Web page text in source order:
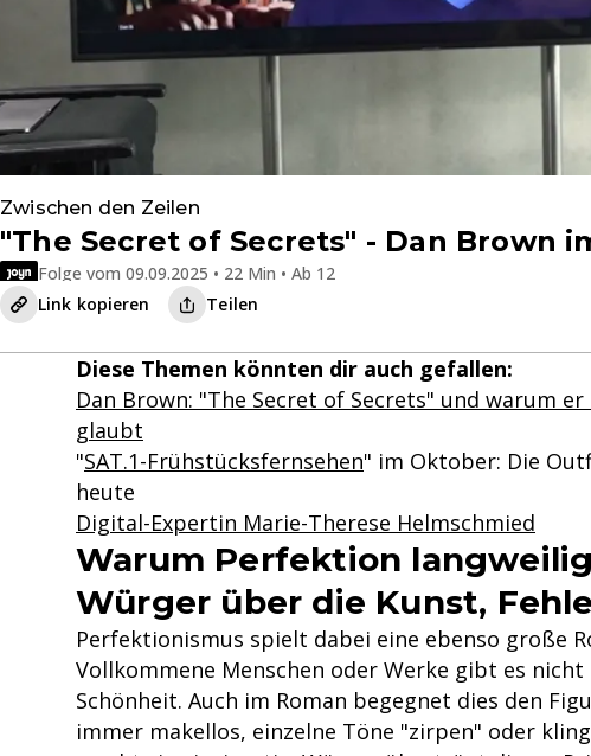
Zwischen den Zeilen
"The Secret of Secrets" - Dan Brown
Folge vom 09.09.2025 • 22 Min • Ab 12
Link kopieren
Teilen
Diese Themen könnten dir auch gefallen:
Dan Brown: "The Secret of Secrets" und warum
glaubt
"SAT.1-Frühstücksfernsehen" im Oktober: Die
heute
Digital-Expertin Marie-Therese Helmschmied
Warum Perfektion
Würger über die Kunst,
Perfektionismus spielt dabei eine ebenso große
Vollkommene Menschen oder Werke gibt es
Schönheit. Auch im Roman begegnet dies den
immer makellos, einzelne Töne "zirpen" oder